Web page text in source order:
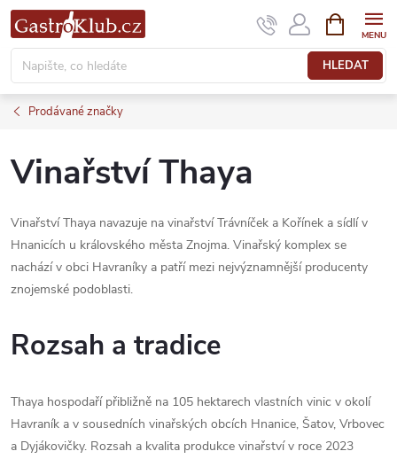
Přejít
na
obsah
HLEDAT
NÁKUPNÍ
KOŠÍK
Prodávané značky
Vinařství Thaya
Vinařství Thaya navazuje na vinařství Trávníček a Kořínek a sídlí v
Hnanicích u královského města Znojma. Vinařský komplex se
nachází v obci Havraníky a patří mezi nejvýznamnější producenty
znojemské podoblasti.
Rozsah a tradice
Thaya hospodaří přibližně na 105 hektarech vlastních vinic v okolí
Havraník a v sousedních vinařských obcích Hnanice, Šatov, Vrbovec
a Dyjákovičky. Rozsah a kvalita produkce vinařství v roce 2023